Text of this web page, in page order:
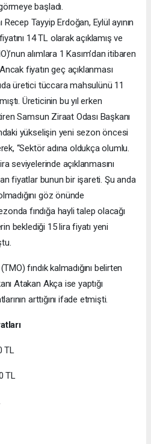
başladı.
Recep Tayyip Erdoğan, Eylül ayının
14 TL olarak açıklamış ve
alımlara 1 Kasım’dan itibaren
fiyatın geç açıklanması
üretici tüccara mahsulünü 11
Üreticinin bu yıl erken
Samsun Ziraat Odası Başkanı
yükselişin yeni sezon öncesi
“Sektör adına oldukça olumlu.
seviyelerinde açıklanmasını
fiyatlar bunun bir işareti. Şu anda
göz önünde
fındığa hayli talep olacağı
beklediği 15 lira fiyatı yeni
fındık kalmadığını belirten
Atakan Akça ise yaptığı
arttığını ifade etmişti.
TL
TL